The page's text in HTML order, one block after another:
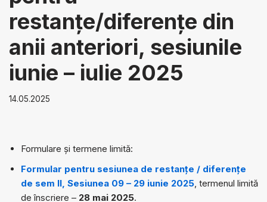
restanțe/diferențe din
anii anteriori, sesiunile
iunie – iulie 2025
14.05.2025
Formulare și termene limită:
Formular pentru sesiunea de restanțe / diferențe
de sem II, Sesiunea 09 – 29 iunie 2025, termenul limită
de înscriere – 28 mai 2025.